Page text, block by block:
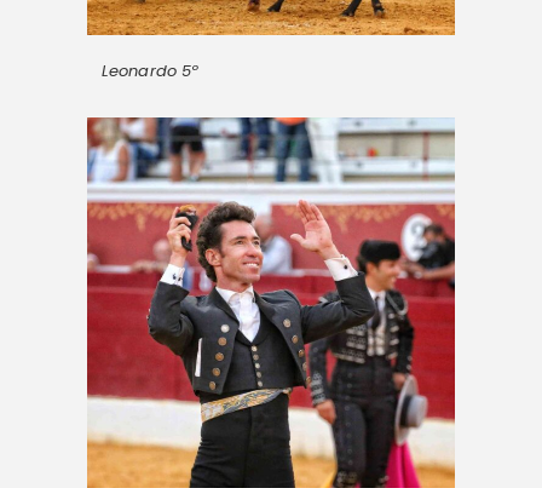
Leonardo 5º